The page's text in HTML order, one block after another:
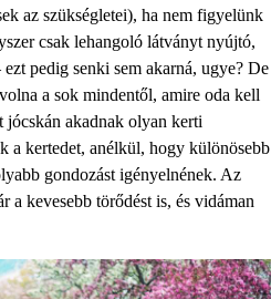
az szükségletei), ha nem figyelünk
csak lehangoló látványt nyújtó,
pedig senki sem akarná, ugye? De
a sok mindentől, amire oda kell
akadnak olyan kerti
a kertedet, anélkül, hogy különösebb
gondozást igényelnének. Az
a kevesebb törődést is, és vidáman